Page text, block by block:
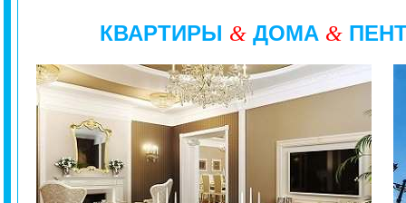
КВАРТИРЫ & ДОМА &